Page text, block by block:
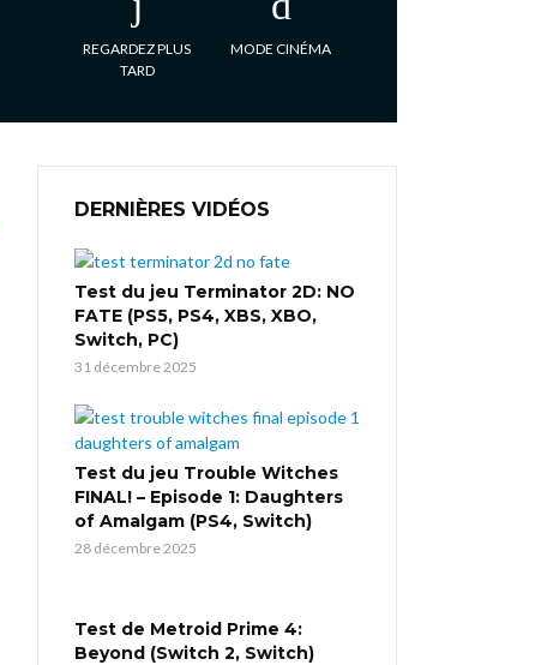
REGARDEZ PLUS
TARD
MODE CINÉMA
DERNIÈRES VIDÉOS
Test du jeu Terminator 2D: NO
FATE (PS5, PS4, XBS, XBO,
Switch, PC)
31 décembre 2025
Test du jeu Trouble Witches
FINAL! – Episode 1: Daughters
of Amalgam (PS4, Switch)
28 décembre 2025
Test de Metroid Prime 4:
Beyond (Switch 2, Switch)